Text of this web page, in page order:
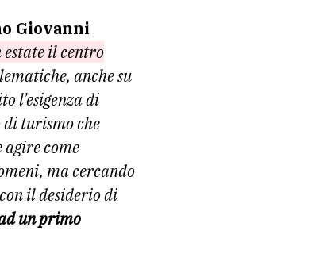
Giovanni
il centro
anche su
l’esigenza di
di turismo che
agire come
ma cercando
il desiderio di
un primo